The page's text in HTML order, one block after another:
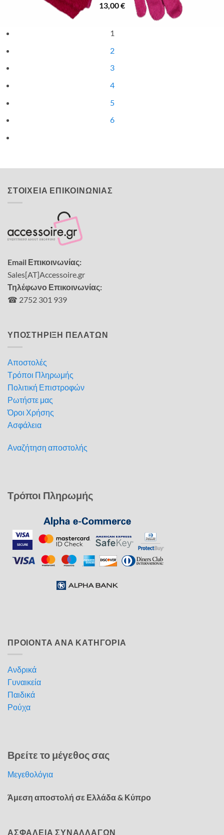
13,00€
1
2
3
4
5
6
ΣΤΟΙΧΕΙΑ ΕΠΙΚΟΙΝΩΝΙΑΣ
Email Επικοινωνίας:
Sales[AT]Accessoire.gr
Τηλέφωνο Επικοινωνίας:
☎ 2752 301 939
ΥΠΟΣΤΗΡΙΞΗ ΠΕΛΑΤΩΝ
Αποστολές
Τρόποι Πληρωμής
Πολιτική Επιστροφών
Ρωτήστε μας
Όροι Χρήσης
Ασφάλεια
Αναζήτηση αποστολής
Τρόποι Πληρωμής
ΠΡΟΙΟΝΤΑ ΑΝΑ ΚΑΤΗΓΟΡΙΑ
Ανδρικά
Γυναικεία
Παιδικά
Ρούχα
Βρείτε το μέγεθος σας
Μεγεθολόγια
Άμεση αποστολή σε Ελλάδα & Κύπρο
ΑΣΦΑΛΕΙΑ ΣΥΝΑΛΛΑΓΩΝ